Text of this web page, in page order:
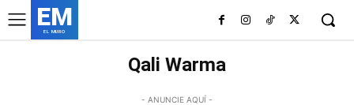
EM
EL MURO
Qali Warma
- ANUNCIE AQUÍ -